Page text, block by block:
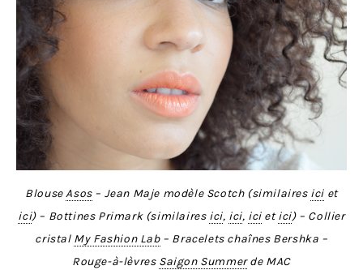
BlouseAsos– Jean Maje modèle Scotch (similaires ici et
ici) – Bottines Primark (similaires ici, ici, icietici) – Collier
cristal My Fashion Lab– Bracelets chaînes Bershka –
Rouge-à-lèvres Saigon Summerde MAC